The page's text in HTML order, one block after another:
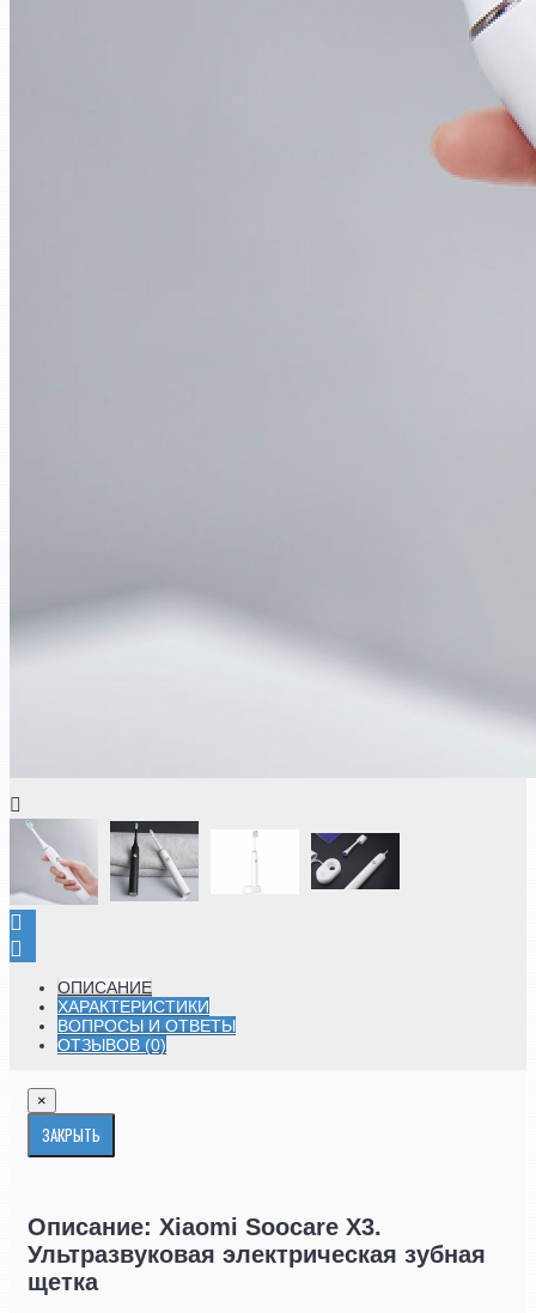
ОПИСАНИЕ
ХАРАКТЕРИСТИКИ
ВОПРОСЫ И ОТВЕТЫ
ОТЗЫВОВ (0)
×
ЗАКРЫТЬ
Описание: Xiaomi Soocare X3.
Ультразвуковая электрическая зубная
щетка